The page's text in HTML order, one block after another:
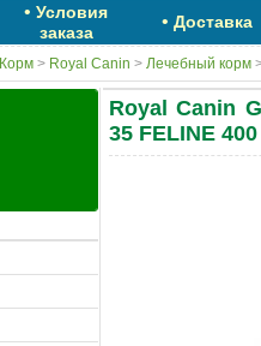
• Условия
заказа
• Доставка
Корм> Royal Canin > Лечебный корм
Royal Canin
35 FELINE 400